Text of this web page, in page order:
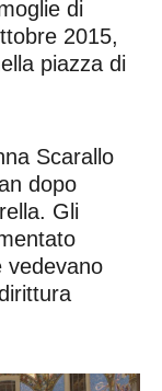
di
2015,
piazza di
Scarallo
dopo
Gli
vedevano